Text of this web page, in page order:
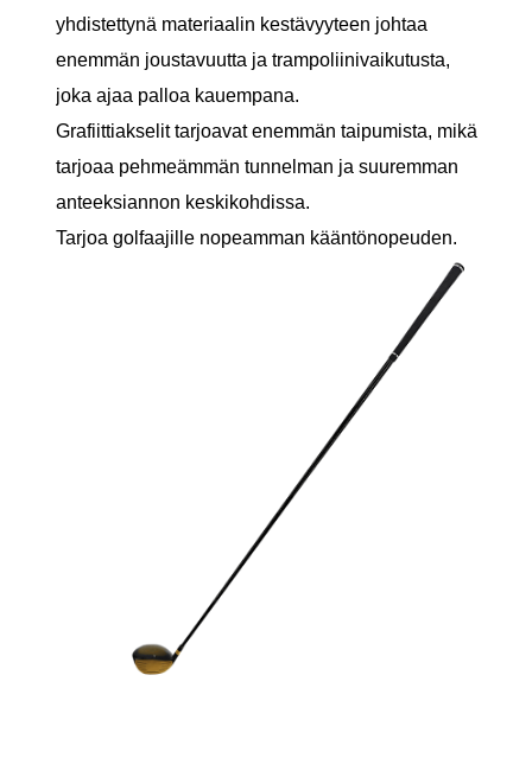
yhdistettynä materiaalin kestävyyteen johtaa
enemmän joustavuutta ja trampoliinivaikutusta,
joka ajaa palloa kauempana.
Grafiittiakselit tarjoavat enemmän taipumista, mikä
tarjoaa pehmeämmän tunnelman ja suuremman
anteeksiannon keskikohdissa.
Tarjoa golfaajille nopeamman kääntönopeuden.